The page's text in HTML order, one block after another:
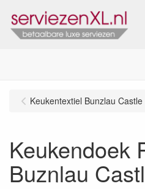
Keukentextiel Bunzlau Castle
Keukendoek
Buznlau